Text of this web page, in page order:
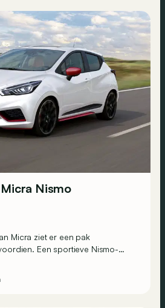
Nismo
Micra ziet er een pak
Een sportieve Nismo-